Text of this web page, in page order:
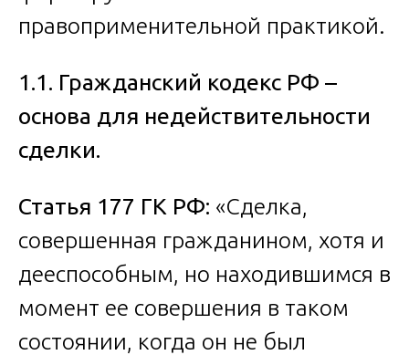
правоприменительной практикой.
1.1. Гражданский кодекс РФ –
основа для недействительности
сделки.
Статья 177 ГК РФ: «Сделка,
совершенная гражданином, хотя и
дееспособным, но находившимся в
момент ее совершения в таком
состоянии, когда он не был